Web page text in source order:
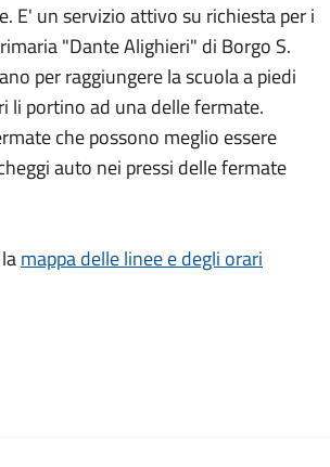
E' un servizio attivo su richiesta per i
"Dante Alighieri" di Borgo S.
per raggiungere la scuola a piedi
li portino ad una delle fermate.
che possono meglio essere
auto nei pressi delle fermate
mappa delle linee e degli orari